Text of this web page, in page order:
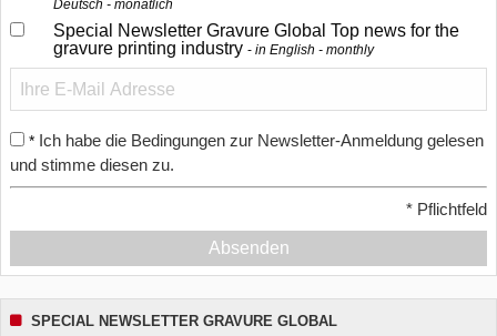
Deutsch - monatlich
Special Newsletter Gravure Global Top news for the
gravure printing industry
in English - monthly
* Ich habe die Bedingungen zur Newsletter-Anmeldung gelesen
und stimme diesen zu.
* Pflichtfeld
Absenden
SPECIAL NEWSLETTER GRAVURE GLOBAL